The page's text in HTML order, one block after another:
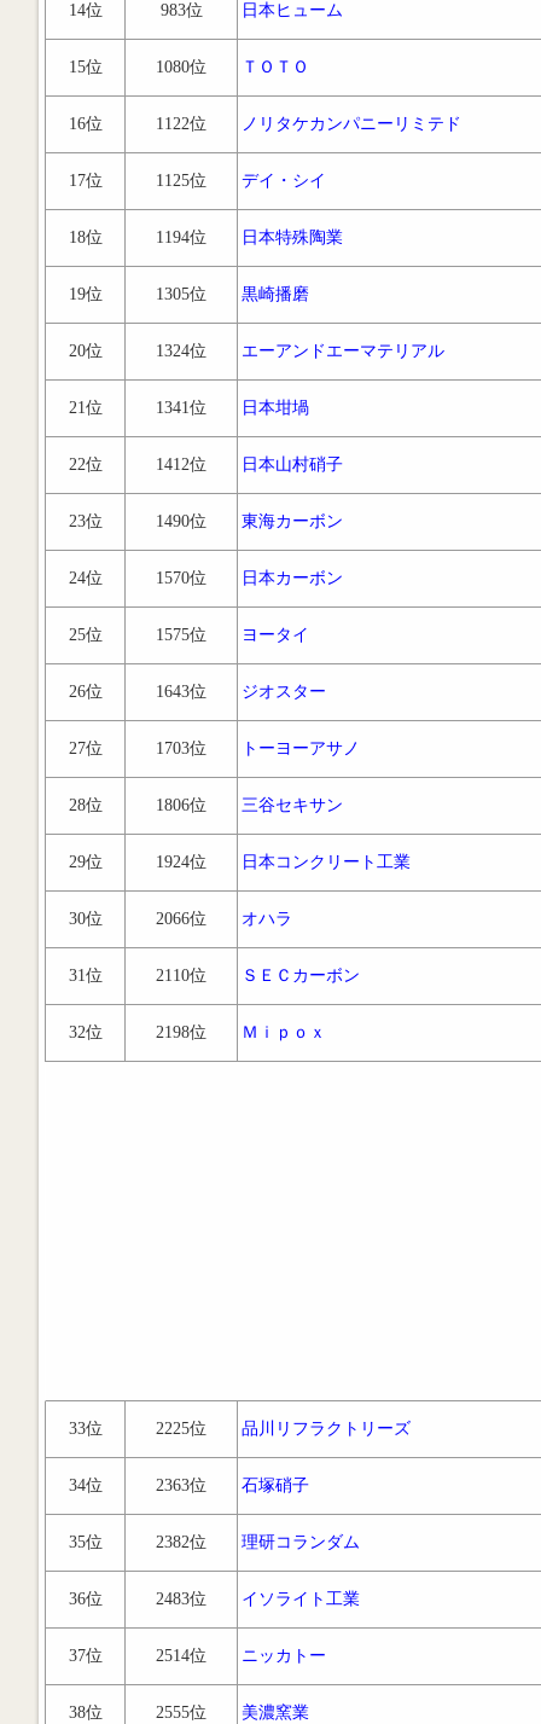
14位 983位 日本ヒューム
15位 1080位 ＴＯＴＯ
16位 1122位 ノリタケカンパニーリミテド
17位 1125位 デイ・シイ
18位 1194位 日本特殊陶業
19位 1305位 黒崎播磨
20位 1324位 エーアンドエーマテリアル
21位 1341位 日本坩堝
22位 1412位 日本山村硝子
23位 1490位 東海カーボン
24位 1570位 日本カーボン
25位 1575位 ヨータイ
26位 1643位 ジオスター
27位 1703位 トーヨーアサノ
28位 1806位 三谷セキサン
29位 1924位 日本コンクリート工業
30位 2066位 オハラ
31位 2110位 ＳＥＣカーボン
32位 2198位 Ｍｉｐｏｘ
33位 2225位 品川リフラクトリーズ
34位 2363位 石塚硝子
35位 2382位 理研コランダム
36位 2483位 イソライト工業
37位 2514位 ニッカトー
38位 2555位 美濃窯業